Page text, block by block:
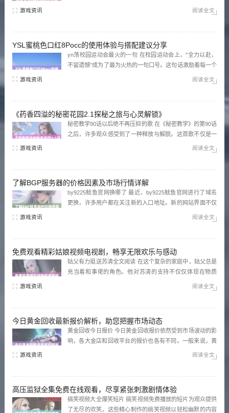
品牌价值和市场认知度，获取了更多消费者的青睐。因此，
游戏资讯 阅读全文
YSL蜜桃色口红8Pocc的使用体验与搭配建议分享
yn荡校园运动会最火的一句 在校园运动会上，"全力以赴，
不留遗憾"成为了最为火热的一句口号。这句话激励着每一个
全情投入，力求表现最佳。运动会不仅是对身体素质的挑
游戏资讯 阅读全文
《药香四溢的秘密花园2.1探秘之旅与心灵解锁》
秘密教学90话以后绝不再压抑的歌 在《秘密教学》的第90话
之后，许多观众感受到了一种释放与解脱。这首歌不仅是一
种情感宣泄的渠道，更是对压抑情感的宣告。随着剧情的发
展，角色们在音乐中找到勇气，开始勇敢追求自己的梦想，
游戏资讯 阅读全文
了解BGP服务器的价格因素及市场行情详解
by9225鱿鱼官网换哪了 最近，by9225鱿鱼官网进行了域名
更换，许多用户都在关注新的入口地址。新的网站界面不仅
更加简洁美观，还增加了许多实用功能，方便用户浏览和使
用。为了提高用户体验，官网的加载速度和响应能力也得到
游戏资讯 阅读全文
免费观看精彩姑娘视频电视剧，畅享无限欢乐与感动
姑父有力挺送苏清全文阅读 在这个复杂的家庭中，姑父总是
充当着和事佬的角色。他对苏清的支持不仅仅体现在物质
姑父的那份默默的关怀让她倍感温暖。通过阅读这些充满情
游戏资讯 阅读全文
今日黄金回收最新报价解析，助您把握市场动态
黄金回收今日报价 今日黄金回收报价依然受到市场波动的影
响，各大金店和回收平台的报价也各有不同。一般来说，黄
金的回收价格会依据国际金价的涨跌而有所变化，建议消费
者在回收前查看当天的实时报价，以获取更加准确的信息。
游戏资讯 阅读全文
高压监狱全集免费在线观看，尽享紧张刺激剧情体验
搞笑视频大全爆笑短片 搞笑视频免费播放的短片为观众提供
了无尽的欢笑，这些精心制作的搞笑视频以轻松幽默的内容